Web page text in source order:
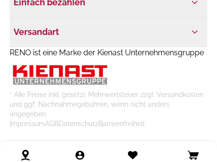
Einfach bezahlen
Versandart
RENO ist eine Marke der Kienast Unternehmensgruppe
* Alle Preise inkl. gesetzl. Mehrwertsteuer zzgl. Versandkosten
und ggf. Nachnahmegebühren, wenn nicht anders
angegeben
ImpressumAGBDatenschutzBarrierefreiheit